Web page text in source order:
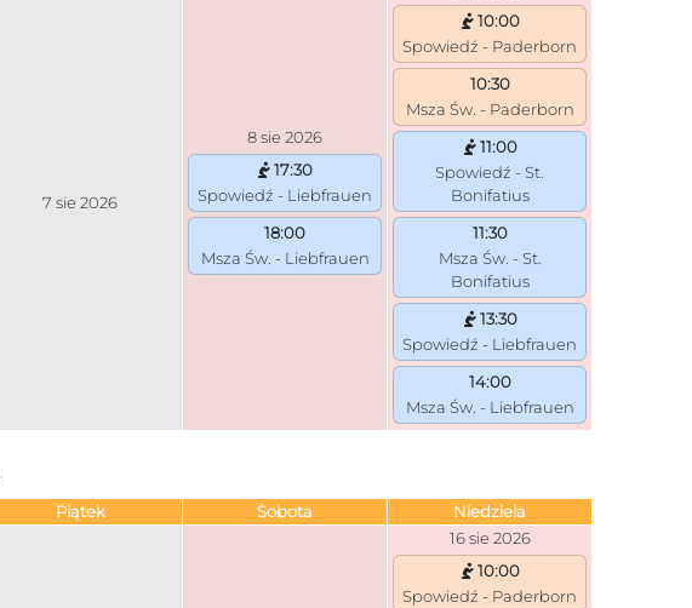
7 sie 2026
8 sie 2026
17:30
Spowiedź - Liebfrauen
18:00
Msza Św. - Liebfrauen
10:00
Spowiedź - Paderborn
10:30
Msza Św. - Paderborn
11:00
Spowiedź - St.
Bonifatius
11:30
Msza Św. - St.
Bonifatius
13:30
Spowiedź - Liebfrauen
14:00
Msza Św. - Liebfrauen
Piątek Sobota Niedziela
16 sie 2026
10:00
Spowiedź - Paderborn